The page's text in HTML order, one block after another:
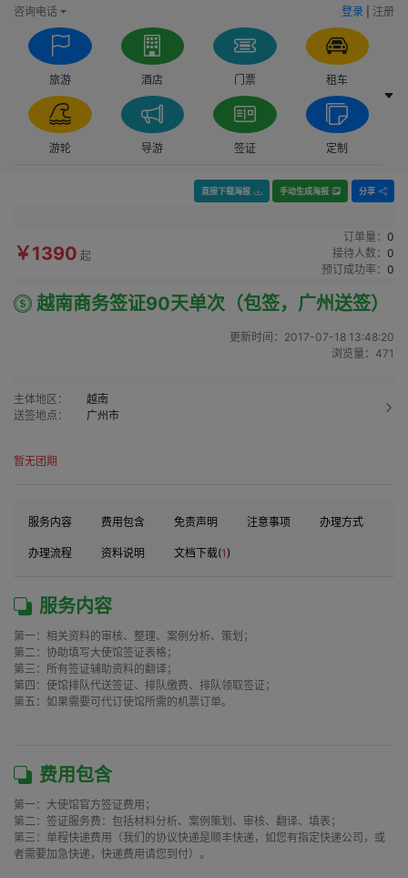
咨询电话 登录 注册
旅游 酒店 门票 租车
游轮 导游 签证 定制
直接下载海报 手动生成海报 分享
￥1390 起
订单量： 0
接待人数： 0
预订成功率： 0
越南商务签证90天单次（包签，广州送签）
更新时间： 2017-07-18 13:48:20
浏览量： 471
主体地区：
越南
送签地点：
广州市
暂无团期
服务内容 费用包含 免责声明 注意事项 办理方式
办理流程 资料说明 文档下载(1 )
服务内容
第一：相关资料的审核、整理、案例分析、策划；
第二：协助填写大使馆签证表格；
第三：所有签证辅助资料的翻译；
第四：使馆排队代送签证、排队缴费、排队领取签证；
第五：如果需要可代订使馆所需的机票订单。
费用包含
第一：大使馆官方签证费用；
第二：签证服务费：包括材料分析、案例策划、审核、翻译、填表；
第三：单程快递费用（我们的协议快递是顺丰快递，如您有指定快递公司，或
者需要加急快递，快递费用请您到付）。